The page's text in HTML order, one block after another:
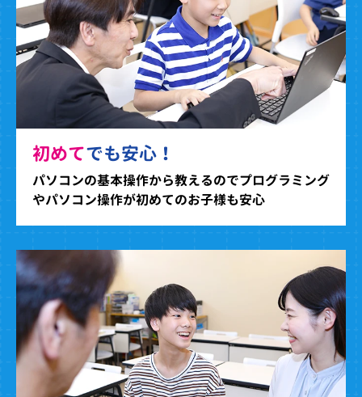
初めてでも安心！
パソコンの基本操作から教えるのでプログラミング
やパソコン操作が初めてのお子様も安心